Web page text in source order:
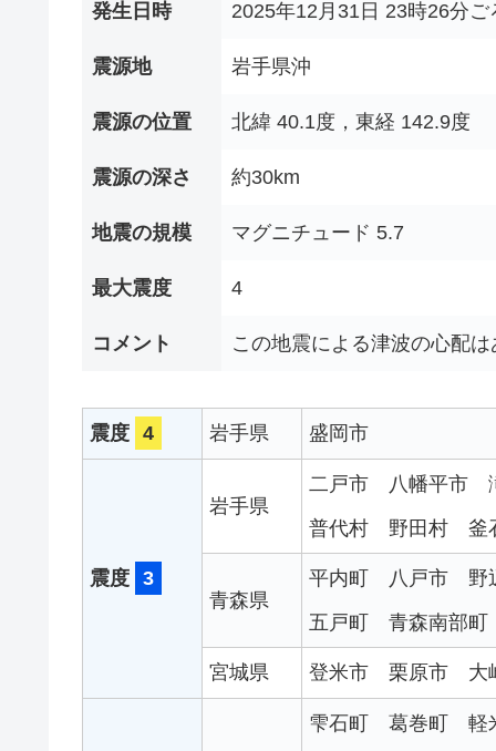
発生日時 2025年12月31日 23時26分ご
震源地 岩手県沖
震源の位置 北緯 40.1度，東経 142.9度
震源の深さ 約30km
地震の規模 マグニチュード 5.7
最大震度 4
コメント この地震による津波の心配
震度 4 岩手県 盛岡市
震度 3
岩手県
二戸市 八幡平市
普代村
野田村 釜
青森県
平内町 八戸市
野
五戸町
青森南部町
宮城県 登米市 栗原市 大
雫石町 葛巻町
軽